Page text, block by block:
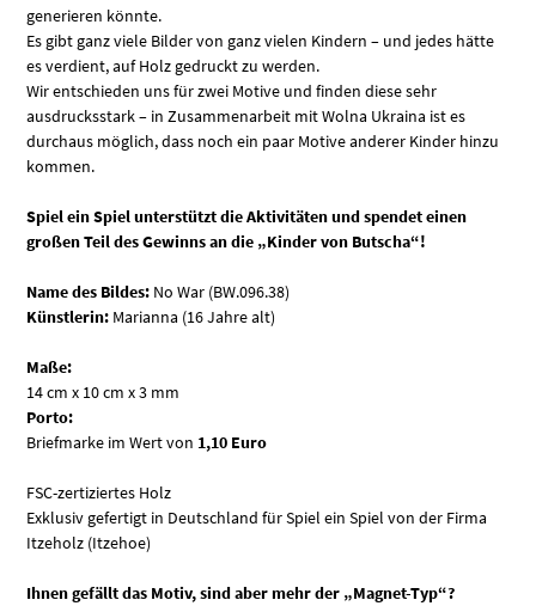
generieren könnte.
Es gibt ganz viele Bilder von ganz vielen Kindern – und jedes hätte
es verdient, auf Holz gedruckt zu werden.
Wir entschieden uns für zwei Motive und finden diese sehr
ausdrucksstark – in Zusammenarbeit mit Wolna Ukraina ist es
durchaus möglich, dass noch ein paar Motive anderer Kinder hinzu
kommen.
Spiel ein Spiel unterstützt die Aktivitäten und spendet einen
großen Teil des Gewinns an die „Kinder von Butscha“!
Name des Bildes: No War (BW.096.38)
Künstlerin: Marianna (16 Jahre alt)
Maße:
14 cm x 10 cm x 3 mm
Porto:
Briefmarke im Wert von 1,10 Euro
FSC-zertiziertes Holz
Exklusiv gefertigt in Deutschland für Spiel ein Spiel von der Firma
Itzeholz (Itzehoe)
Ihnen gefällt das Motiv, sind aber mehr der „Magnet-Typ“?